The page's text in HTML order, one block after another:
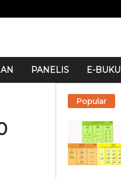
PANELIS E-BUKU
Popular